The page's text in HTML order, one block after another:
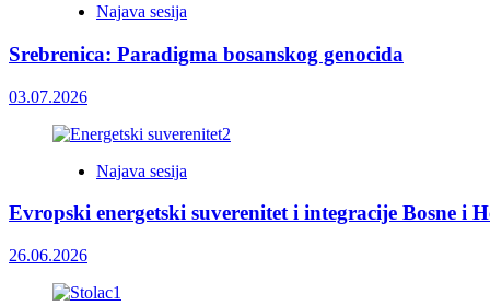
Najava sesija
Srebrenica: Paradigma bosanskog genocida
03.07.2026
Najava sesija
Evropski energetski suverenitet i integracije Bosne i
26.06.2026